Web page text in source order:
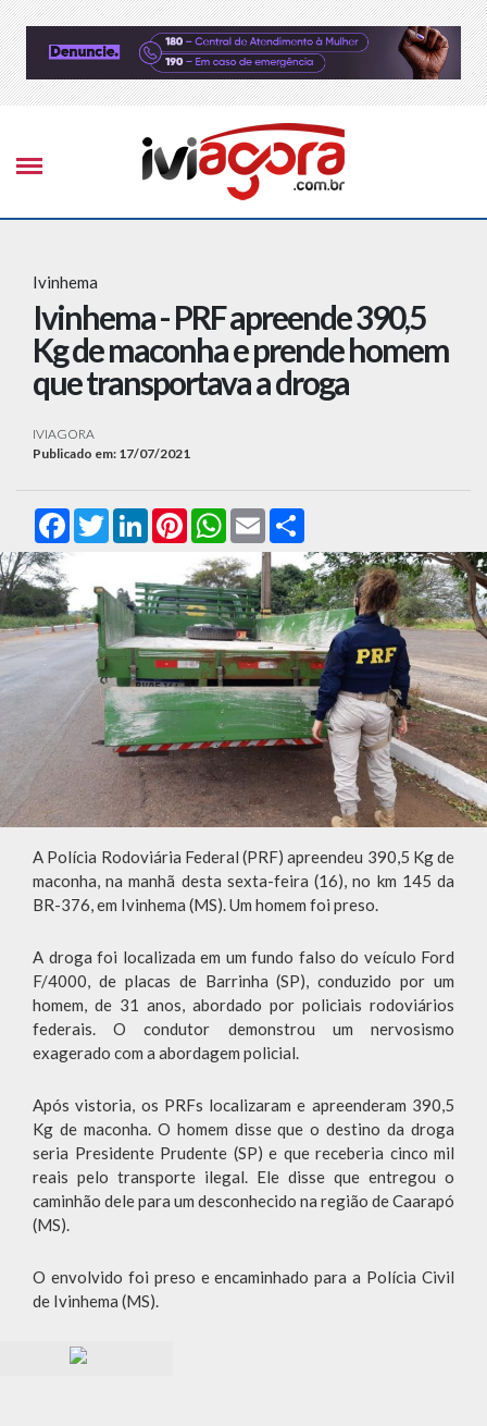
Ivinhema
Ivinhema - PRF apreende 390,5
Kg de maconha e prende homem
que transportava a droga
IVIAGORA
Publicado em: 17/07/2021
FacebookTwitterLinkedInPinterestWhatsApp
Email
A Polícia Rodoviária Federal (PRF) apreendeu 390,5 Kg de
maconha, na manhã desta sexta-feira (16), no km 145 da
BR-376, em Ivinhema (MS). Um homem foi preso.
A droga foi localizada em um fundo falso do veículo Ford
F/4000, de placas de Barrinha (SP), conduzido por um
homem, de 31 anos, abordado por policiais rodoviários
federais. O condutor demonstrou um nervosismo
exagerado com a abordagem policial.
Após vistoria, os PRFs localizaram e apreenderam 390,5
Kg de maconha. O homem disse que o destino da droga
seria Presidente Prudente (SP) e que receberia cinco mil
reais pelo transporte ilegal. Ele disse que entregou o
caminhão dele para um desconhecido na região de Caarapó
(MS).
O envolvido foi preso e encaminhado para a Polícia Civil
de Ivinhema (MS).